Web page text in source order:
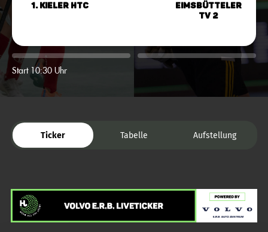
1. Kieler HTC
Eimsbütteler
TV 2
Start 10:30 Uhr
Ticker Tabelle Aufstellung